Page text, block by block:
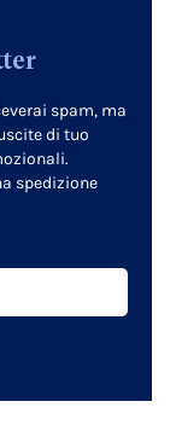
spam, ma
di tuo
spedizione